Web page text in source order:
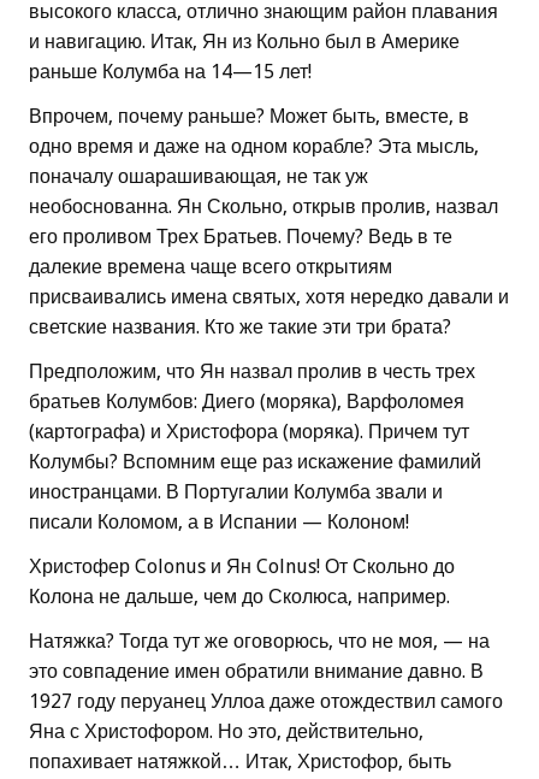
высокого класса, отлично знающим район плавания
и навигацию. Итак, Ян из Кольно был в Америке
раньше Колумба на 14—15 лет!
Впрочем, почему раньше? Может быть, вместе, в
одно время и даже на одном корабле? Эта мысль,
поначалу ошарашивающая, не так уж
необоснованна. Ян Скольно, открыв пролив, назвал
его проливом Трех Братьев. Почему? Ведь в те
далекие времена чаще всего открытиям
присваивались имена святых, хотя нередко давали и
светские названия. Кто же такие эти три брата?
Предположим, что Ян назвал пролив в честь трех
братьев Колумбов: Диего (моряка), Варфоломея
(картографа) и Христофора (моряка). Причем тут
Колумбы? Вспомним еще раз искажение фамилий
иностранцами. В Португалии Колумба звали и
писали Коломом, а в Испании — Колоном!
Христофер Colonus и Ян Colnus! От Скольно до
Колона не дальше, чем до Сколюса, например.
Натяжка? Тогда тут же оговорюсь, что не моя, — на
это совпадение имен обратили внимание давно. В
1927 году перуанец Уллоа даже отождествил самого
Яна с Христофором. Но это, действительно,
попахивает натяжкой… Итак, Христофор, быть